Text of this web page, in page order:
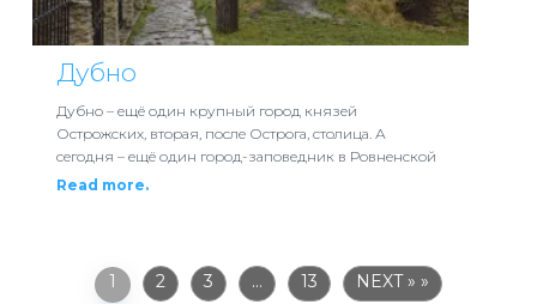
Дубно
Дубно – ещё один крупный город князей
Острожских, вторая, после Острога, столица. А
сегодня – ещё один город-заповедник в Ровненской
Read more.
1 2 3 … 13 NEXT »